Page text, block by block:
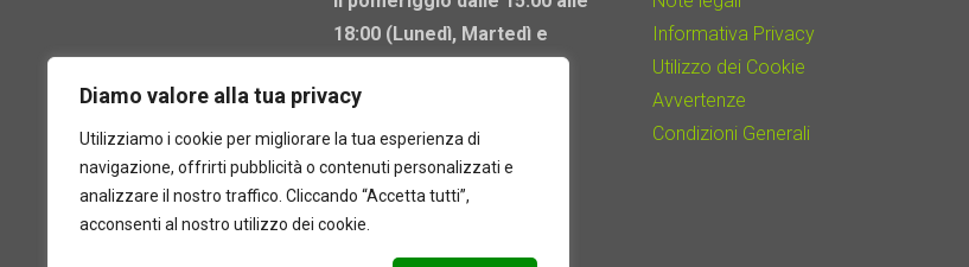
Diamo valore alla tua privacy
Utilizziamo i cookie per migliorare la tua esperienza di
navigazione, offrirti pubblicità o contenuti personalizzati e
analizzare il nostro traffico. Cliccando “Accetta tutti”,
acconsenti al nostro utilizzo dei cookie.
18:00 (Lunedì, Martedì e
Informativa Privacy
Utilizzo dei Cookie
Avvertenze
Condizioni Generali